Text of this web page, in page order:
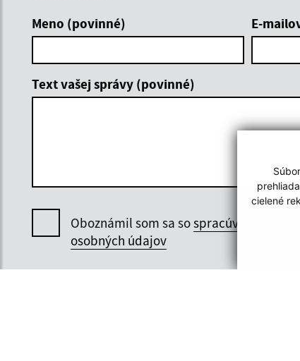
cielené
Meno (povinné)
E-
Text vašej správy (povinné)
Oboznámil som sa sospracúvaním
osobných údajov